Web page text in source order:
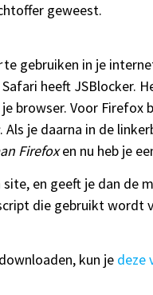
geweest.
te gebruiken in je
heeft JSBlocker.
browser. Voor Firefox
. Als je daarna in de
Firefoxen nu heb je
en geeft je dan
die gebruikt
kun je deze